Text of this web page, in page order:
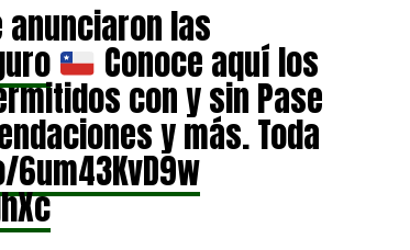
anunciaron las
Conoce aquí los
con y sin Pase
y más. Toda